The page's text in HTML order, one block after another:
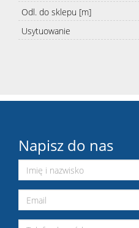
Odl. do sklepu [m]
Usytuowanie
Napisz do nas